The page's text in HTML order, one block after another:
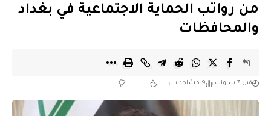
من رواتب الحماية الاجتماعية في بغداد
والمحافظات
قبل 7 سنوات 9 مشاهدات